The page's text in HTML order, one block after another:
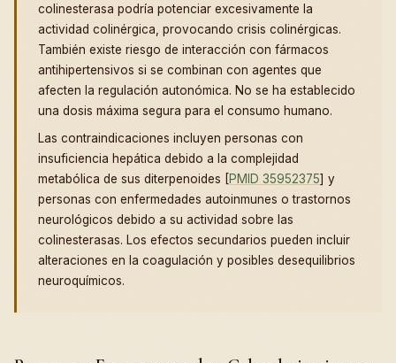
colinesterasa podría potenciar excesivamente la
actividad colinérgica, provocando crisis colinérgicas.
También existe riesgo de interacción con fármacos
antihipertensivos si se combinan con agentes que
afecten la regulación autonómica. No se ha establecido
una dosis máxima segura para el consumo humano.
Las contraindicaciones incluyen personas con
insuficiencia hepática debido a la complejidad
metabólica de sus diterpenoides [PMID 35952375] y
personas con enfermedades autoinmunes o trastornos
neurológicos debido a su actividad sobre las
colinesterasas. Los efectos secundarios pueden incluir
alteraciones en la coagulación y posibles desequilibrios
neuroquímicos.